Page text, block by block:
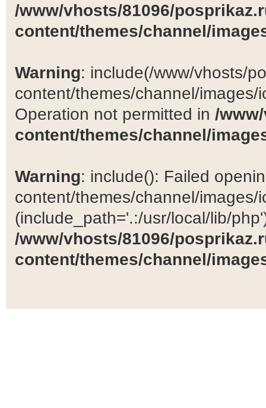
/www/vhosts/81096/
content/themes/channel/
Warning: include(/www/vhosts/
content/themes/channel/
Operation not permitted in /
content/themes/channel/
Warning: include(): Failed
content/themes/channel/images/
(include_path='.:/usr/local/lib/
/www/vhosts/81096/
content/themes/channel/